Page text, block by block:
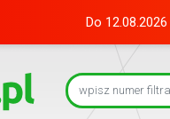
Do